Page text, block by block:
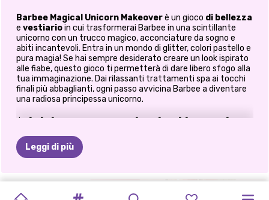
Barbee Magical Unicorn Makeoverè un gioco di bellezza
e vestiarioin cui trasformerai Barbee in una scintillante
unicorno con un trucco magico, acconciature da sogno e
abiti incantevoli. Entra in un mondo di glitter, colori pastello e
pura magia! Se hai sempre desiderato creare un look ispirato
alle fiabe, questo gioco ti permetterà di dare libero sfogo alla
tua immaginazione. Dai rilassanti trattamenti spa ai tocchi
finali più abbaglianti, ogni passo avvicina Barbee a diventare
una radiosa principessa unicorno.
✨ Inizia con un magico trattamento
spa
Ogni trasformazione di look impeccabile inizia con una pelle
Leggi di più
ROUTINE
VILLAIN